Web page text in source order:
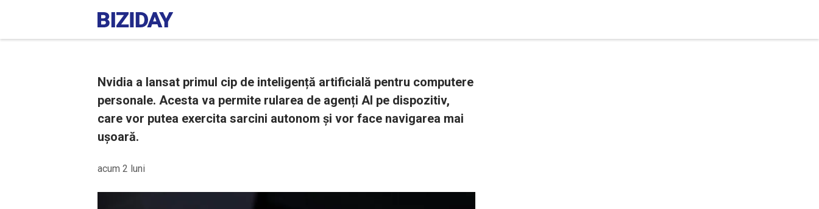
Nvidia a lansat primul cip de inteligență artificială pentru computere
personale. Acesta va permite rularea de agenți AI pe dispozitiv,
care vor putea exercita sarcini autonom și vor face navigarea mai
ușoară.
acum 2 luni